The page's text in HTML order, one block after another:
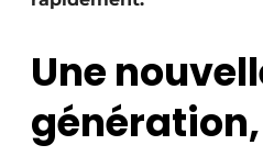
Sécurité incendie
Software
Une